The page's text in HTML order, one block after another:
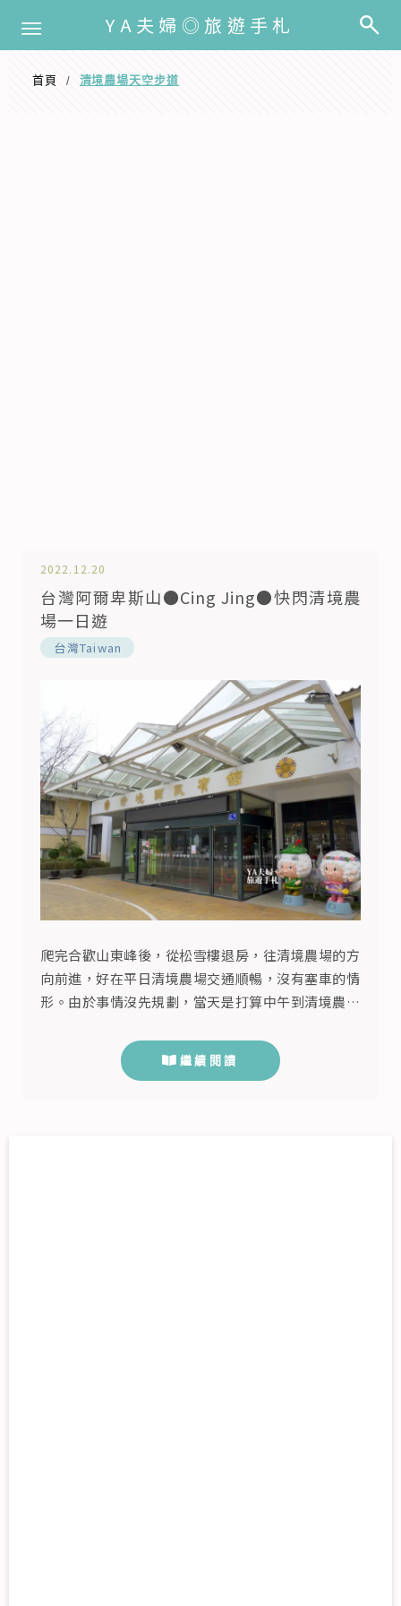
YA夫婦◎旅遊手札
首頁 / 清境農場天空步道
2022.12.20
台灣阿爾卑斯山●Cing Jing●快閃清境農
場一日遊
️台灣Taiwan
爬完合歡山東峰後，從松雪樓退房，往清境農場的方
向前進，好在平日清境農場交通順暢，沒有塞車的情
形。由於事情沒先規劃，當天是打算中午到清境農場
廳，但看網路評價都不好，最後聽說清境農場國民賓
館西餐廳的牛排不錯吃，牛排這種食材要弄得不美味
繼續閱讀